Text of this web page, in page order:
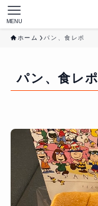
MENU
ホーム パン、食レポ
パン、食レポ